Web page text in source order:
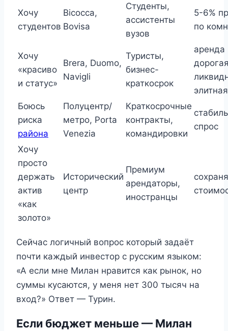
Хочу
студентов
Bicocca,
Bovisa
Студенты,
ассистенты
вузов
5-6%
по
Хочу
«красиво
и статус»
Brera, Duomo,
Navigli
Туристы,
бизнес-
краткосрок
аренда
элитная
Боюсь
риска
района
Полуцентр/
метро, Porta
Venezia
Краткосрочные
контракты,
командировки
спрос
Хочу
просто
держать
актив
«как
золото»
Исторический
центр
Премиум
арендаторы,
иностранцы
Сейчас логичный вопрос который задаёт
почти каждый инвестор с русским языком:
«А если мне Милан нравится как рынок, но
суммы кусаются, у меня нет 300 тысяч на
вход?» Ответ — Турин.
Если бюджет меньше — Милан